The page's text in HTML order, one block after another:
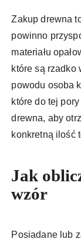
Zakup drewna
powinno
materiału
które są rzadko
powodu osoba
które do tej
drewna, aby
konkretną ilość
Jak
wzór
Posiadane lub